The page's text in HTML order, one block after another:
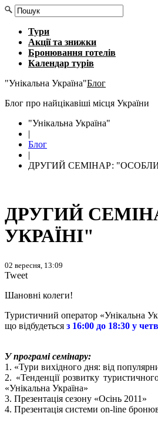
Тури
Акції та знижки
Бронювання готелів
Календар турів
"Унікальна Україна"Блог
Блог про найцікавіші місця України
"Унікальна Україна"
|
Блог
|
ДРУГИЙ СЕМІНАР:
ДРУГИЙ
УКРАЇНІ"
02 вересня, 13:09
Tweet
Шановні колеги!
Туристичний оператор «Унікальна
що відбудеться з 16:00 до 18:30 у
У програмі семінару:
1. «Тури вихідного дня: від
2. «Тенденції розвитку
«Унікальна Україна»
3. Презентація сезону «Осінь 2011»
4. Презентація системи on-line